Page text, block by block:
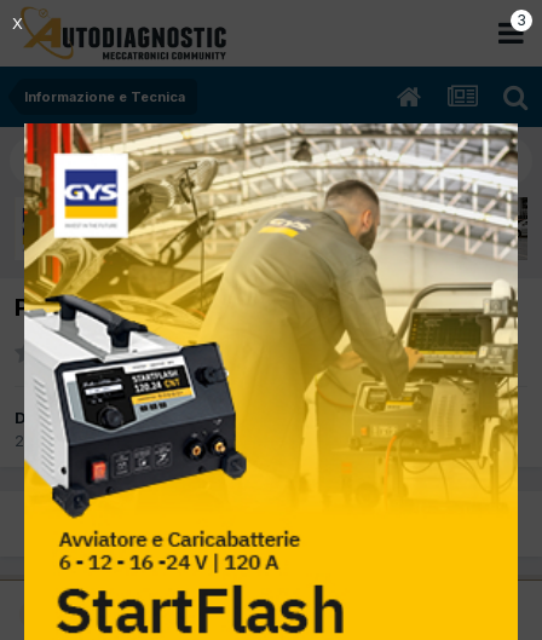
Informazione e Tecnica
Pulizia circuito raffreddamento motori VW
Da El mecanic
24 Gennaio 2024
inInformazione e Tecnica
PREC
Moderatore
2
X